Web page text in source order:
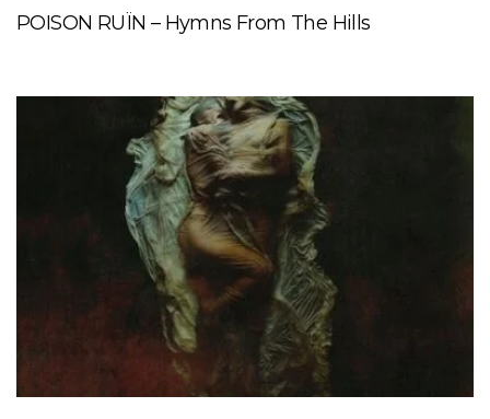
POISON RUÏN – Hymns From The Hills